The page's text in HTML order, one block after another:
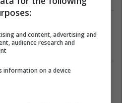
në Ferizaj
29/05/2018
and content, advertising and
audience research and
information on a device